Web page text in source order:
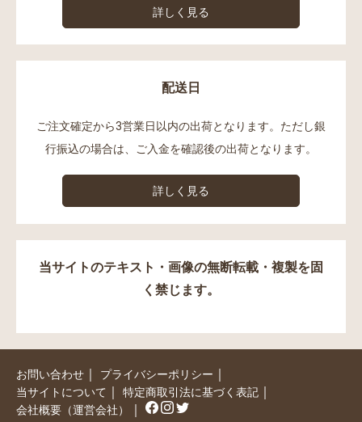
詳しく見る
配送日
ご注文確定から3営業日以内の出荷となります。ただし銀
行振込の場合は、ご入金を確認後の出荷となります。
詳しく見る
当サイトのテキスト・画像の無断転載・複製を固
く禁じます。
お問い合わせ ｜ プライバシーポリシー ｜
当サイトについて ｜ 特定商取引法に基づく表記 ｜
会社概要（運営会社） ｜